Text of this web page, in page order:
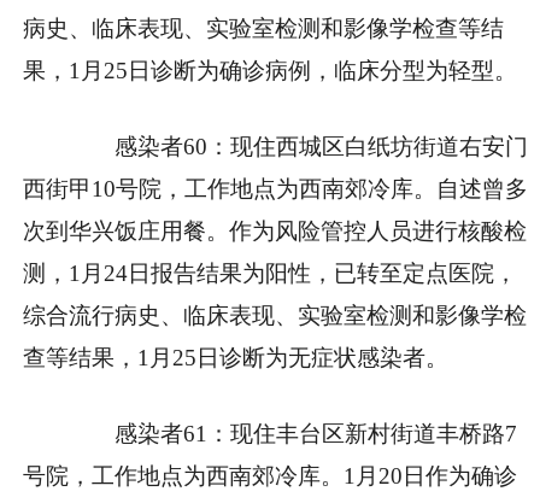
病史、临床表现、实验室检测和影像学检查等结
果，1月25日诊断为确诊病例，临床分型为轻型。
感染者60：现住西城区白纸坊街道右安门
西街甲10号院，工作地点为西南郊冷库。自述曾多
次到华兴饭庄用餐。作为风险管控人员进行核酸检
测，1月24日报告结果为阳性，已转至定点医院，
综合流行病史、临床表现、实验室检测和影像学检
查等结果，1月25日诊断为无症状感染者。
感染者61：现住丰台区新村街道丰桥路7
号院，工作地点为西南郊冷库。1月20日作为确诊